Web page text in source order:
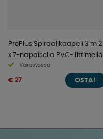
ProPlus Spiraalikaapeli 3 m 2
x 7-napaisella PVC-liittimellä
Varastossa
€ 27 OSTA!